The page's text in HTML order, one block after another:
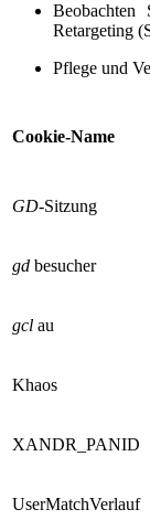
Beobachten
Retargeting
Pflege und
Cookie-Name
GD-Sitzung
gd besucher
gcl au
Khaos
XANDR_PANID
UserMatchVerlauf